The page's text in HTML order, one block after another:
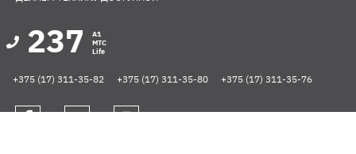
237
A1
MTC
Life
+375 (17) 311-35-82 +375 (17) 311-35-80 +375 (17) 311-35-76